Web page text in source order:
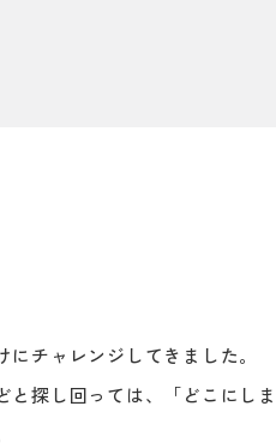
チャレンジしてきました。
探し回っては、「どこにし